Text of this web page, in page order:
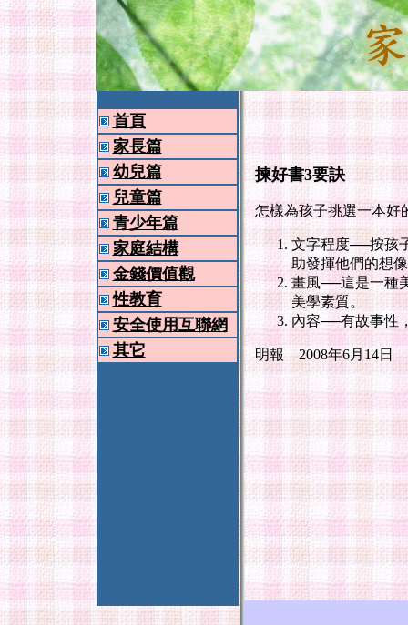
首頁
家長篇
幼兒篇
兒童篇
青少年篇
家庭結構
金錢價值觀
性教育
安全使用互聯網
其它
揀好書3要訣
怎樣為孩子挑選一本好
文字程度──按孩
助發揮他們的想
畫風──這是一種
美學素質。
內容──有故事性
明報 2008年6月14日